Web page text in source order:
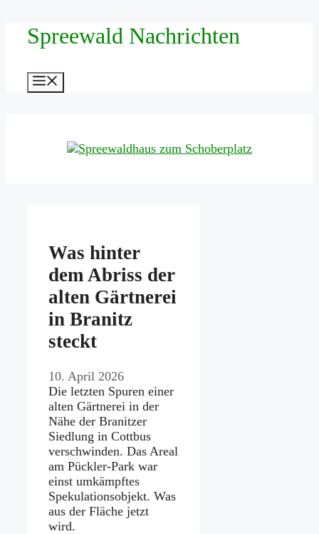
Zum
InhaltSpreewald Nachrichten
Was hinter
dem Abriss der
alten Gärtnerei
in Branitz
steckt
10. April 2026
Die letzten Spuren einer
alten Gärtnerei in der
Nähe der Branitzer
Siedlung in Cottbus
verschwinden. Das Areal
am Pückler-Park war
einst umkämpftes
Spekulationsobjekt. Was
aus der Fläche jetzt
wird.